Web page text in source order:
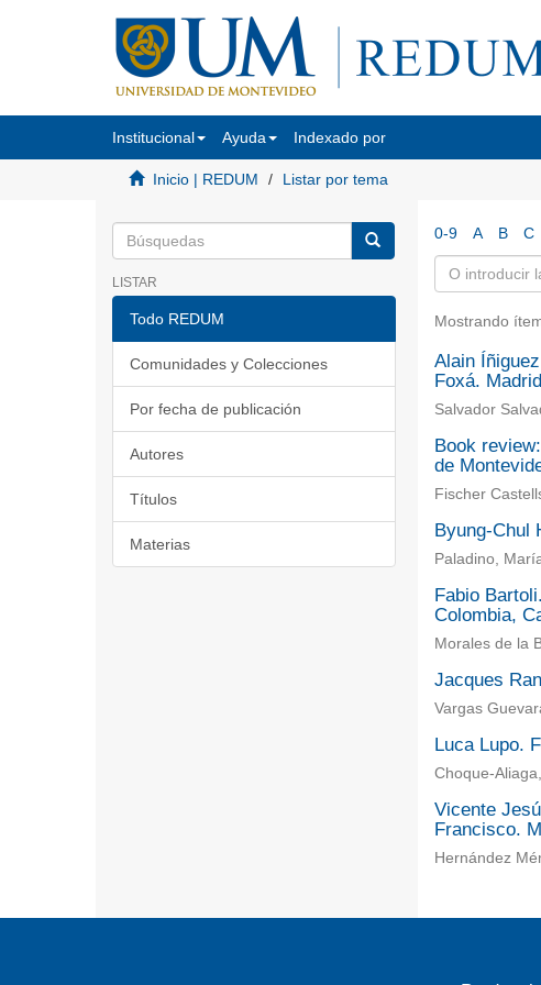
Institucional Ayuda Indexado por
Inicio | REDUM Listar por tema
LISTAR
Todo REDUM
Comunidades y Colecciones
Por fecha de publicación
Autores
Títulos
Materias
0-9 A B C
Mostrando
Alain
Foxá.
Salvador
Book
de
Fischer
Byung-Chul
Paladino,
Fabio
Colombia,
Morales de la
Jacques
Vargas
Luca Lupo.
Choque-
Vicente
Francisco.
Hernández